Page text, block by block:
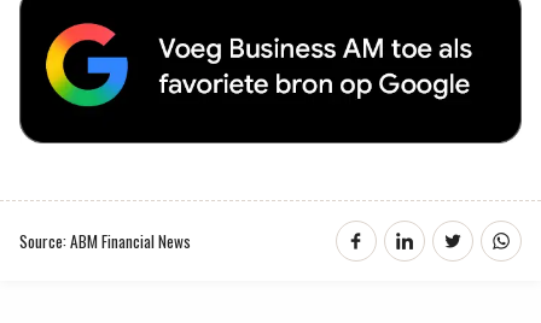
Source: ABM Financial News